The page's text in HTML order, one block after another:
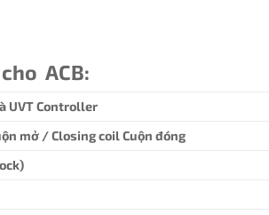
ACB:
UVT Controller
mở / Closing coil Cuộn đóng